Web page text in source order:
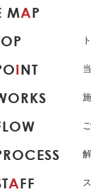
MAP
INT
AFF